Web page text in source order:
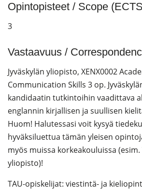
Opintopisteet / Scope
3
Vastaavuus /
Jyväskylän yliopisto, XENX0002
Communication Skills 3 op.
kandidaatin tutkintoihin vaadittava
englannin kirjallisen ja suullisen
Huom! Halutessasi voit kysyä
hyväksiluettua tämän yleisen
myös muissa korkeakouluissa
yliopisto)!
TAU-opiskelijat: viestintä- ja